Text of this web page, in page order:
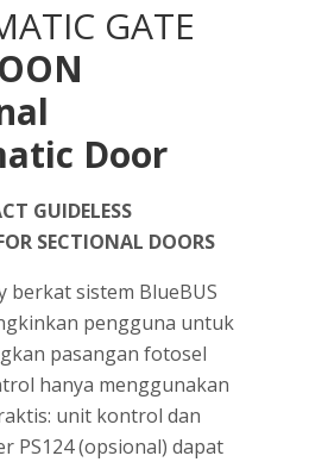
GATE
Door
GUIDELESS
SECTIONAL DOORS
berkat sistem BlueBUS
pengguna untuk
pasangan fotosel
hanya menggunakan
unit kontrol dan
PS124 (opsional) dapat